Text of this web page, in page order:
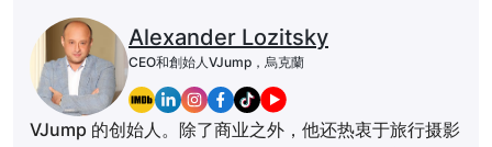
Alexander Lozitsky
CEO和創始人VJump，烏克蘭
VJump 的创始人。除了商业之外，他还热衷于旅行摄影